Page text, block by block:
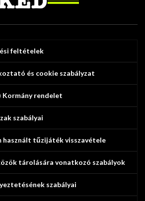
feltételek
és cookie szabályzat
Kormány rendelet
szabályai
használt tűzijáték visszavétele
tárolására vonatkozó szabályok
szabályai